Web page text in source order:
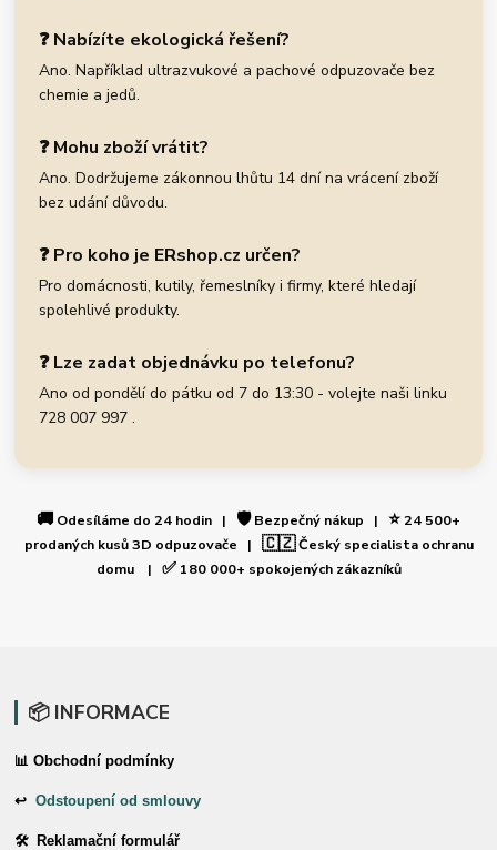
❓ Nabízíte ekologická řešení?
Ano. Například ultrazvukové a pachové odpuzovače bez
chemie a jedů.
❓ Mohu zboží vrátit?
Ano. Dodržujeme zákonnou lhůtu 14 dní na vrácení zboží
bez udání důvodu.
❓ Pro koho je ERshop.cz určen?
Pro domácnosti, kutily, řemeslníky i firmy, které hledají
spolehlivé produkty.
❓ Lze zadat objednávku po telefonu?
Ano od pondělí do pátku od 7 do 13:30 - volejte naši linku
728 007 997 .
🚚 Odesíláme do 24 hodin | 🛡️Bezpečný nákup | ⭐24 500+
prodaných kusů 3D odpuzovače | 🇨🇿Český specialista ochranu
domu | ✅180 000+ spokojených zákazníků
📦 INFORMACE
📊 Obchodní podmínky
↩Odstoupení od smlouvy
🛠 Reklamační formulář